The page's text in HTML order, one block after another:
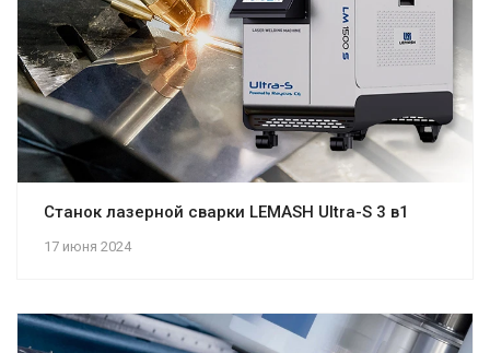
17 июня 2024
Станок лазерной сварки LEMASH Ultra-S 3 в1